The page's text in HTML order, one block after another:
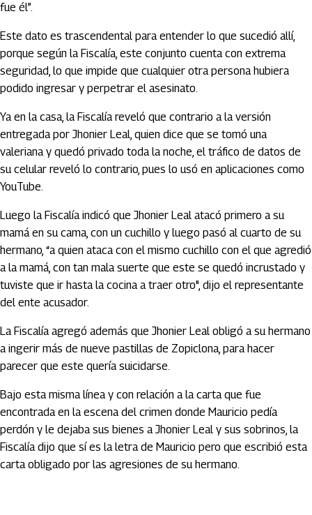
fue él”.
Este dato es trascendental para entender lo que sucedió allí,
porque según la Fiscalía, este conjunto cuenta con extrema
seguridad, lo que impide que cualquier otra persona hubiera
podido ingresar y perpetrar el asesinato.
Ya en la casa, la Fiscalía reveló que contrario a la versión
entregada por Jhonier Leal, quien dice que se tomó una
valeriana y quedó privado toda la noche, el tráfico de datos de
su celular reveló lo contrario, pues lo usó en aplicaciones como
YouTube.
Luego la Fiscalía indicó que Jhonier Leal atacó primero a su
mamá en su cama, con un cuchillo y luego pasó al cuarto de su
hermano, “a quien ataca con el mismo cuchillo con el que agredió
a la mamá, con tan mala suerte que este se quedó incrustado y
tuviste que ir hasta la cocina a traer otro", dijo el representante
del ente acusador.
La Fiscalía agregó además que Jhonier Leal obligó a su hermano
a ingerir más de nueve pastillas de Zopiclona, para hacer
parecer que este quería suicidarse.
Bajo esta misma línea y con relación a la carta que fue
encontrada en la escena del crimen donde Mauricio pedía
perdón y le dejaba sus bienes a Jhonier Leal y sus sobrinos, la
Fiscalía dijo que sí es la letra de Mauricio pero que escribió esta
carta obligado por las agresiones de su hermano.